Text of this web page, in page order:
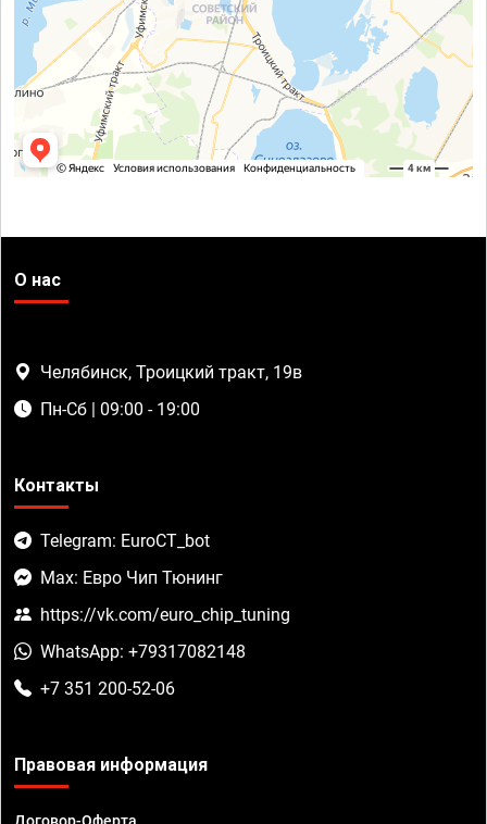
О нас
Челябинск, Троицкий тракт, 19в
Пн-Сб | 09:00 - 19:00
Контакты
Telegram: EuroCT_bot
Max: Евро Чип Тюнинг
https://vk.com/euro_chip_tuning
WhatsApp: +79317082148
+7 351 200-52-06
Правовая информация
Договор-Оферта